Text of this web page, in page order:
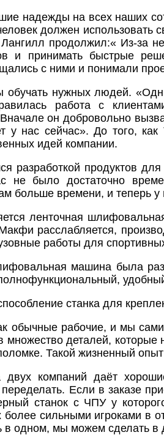
надежды на всех наших
должен использовать
продолжил:« Из-за
и принимать быстрые
с ними и понимали
обучать нужных людей.
работа с
он добровольно
у нас сейчас». До того, как
идей компании.
разработкой продуктов
не было достаточно
больше времени, и теперь у
ленточная
расслабляется,
работы для
машина была
станка для
обычные рабочие, и мы
множество деталей,
Такой жизненный
двух компаний даёт
Если в заказе
станок с ЧПУ у
более сильными игроками в
одном, мы можем сделать в